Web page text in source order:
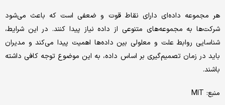
هر مجموعه داده‌‌‌ای دارای نقاط قوت و ضعفی است که باعث می‌‌‌شود
شرکت‌‌‌ها به مجموعه‌‌‌های متنوعی از داده نیاز پیدا کنند. در این شرایط،
شناسایی روابط علت‌‌‌ و معلولی بین داده‌‌‌ها اهمیت پیدا می‌‌‌کند و مدیران
باید در زمان تصمیم‌‌‌گیری بر اساس داده، به این موضوع توجه کافی داشته
باشند.
منبع: MIT